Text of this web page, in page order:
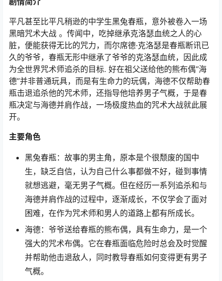
平凡甚至比平凡稍逊的中学生黑兔春瓶，意外被卷入一场
黑暗咒术大战 。传闻中，吃掉继承克洛瑟血统之人的心
脏，便能获得无比的咒力，而尔席德·克洛瑟是春瓶断讯已
久的爷爷，春瓶无形中继承了爷爷的克洛瑟血统，因此成
为全世界咒术师追杀的目标. 好在祖父送给他的熊布偶“海
德”并非普通玩具，而是有生命力的玩偶，海德不仅帮助春
瓶击退追杀他的咒术师，还指导他培养男子气概，于是春
瓶决定与海德并肩作战，一场极度热血的咒术大战就此展
开。
主要角色
黑兔春瓶：故事的男主角，原本是个很颓废的国中
生，缺乏自信，认为自己什么事都做不好，碰到事情
就想逃避，毫无男子气概。但在经历一系列追杀和与
海德并肩作战的过程中，逐渐成长，不仅学会了面对
困难，在作为咒术师和男人的道路上都有所成长。
海德：爷爷送给春瓶的熊布偶，具有生命力，是一个
强大的咒术布偶。它在春瓶面临危险时总会及时觉醒
并帮助他击退敌人，同时教导春瓶如何变得更有男子
气概。